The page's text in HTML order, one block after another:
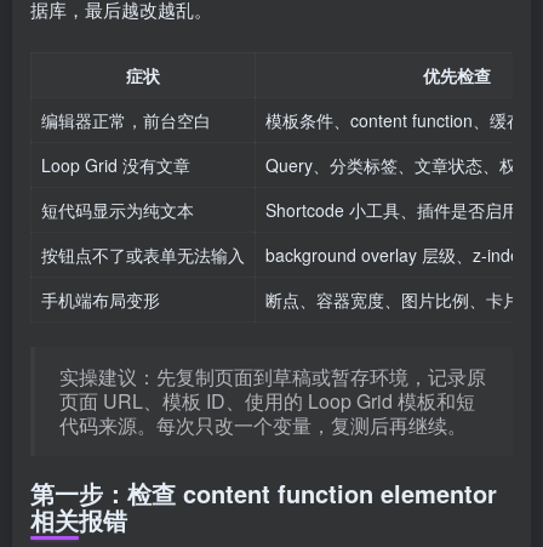
据库，最后越改越乱。
症状
优先检查
编辑器正常，前台空白
模板条件、content function、缓存
Loop Grid 没有文章
Query、分类标签、文章状态、权限
短代码显示为纯文本
Shortcode 小工具、插件是否启用、
按钮点不了或表单无法输入
background overlay 层级、z-index
手机端布局变形
断点、容器宽度、图片比例、卡片高
实操建议：先复制页面到草稿或暂存环境，记录原
页面 URL、模板 ID、使用的 Loop Grid 模板和短
代码来源。每次只改一个变量，复测后再继续。
第一步：检查 content function elementor
相关报错